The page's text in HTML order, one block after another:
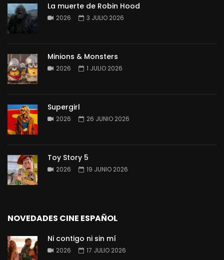
La muerte de Robin Hood
2026 3 JULIO 2026
Minions & Monsters
2026 1 JULIO 2026
Supergirl
2026 26 JUNIO 2026
Toy Story 5
2026 19 JUNIO 2026
NOVEDADES CINE ESPAÑOL
Ni contigo ni sin mí
2026 17 JULIO 2026